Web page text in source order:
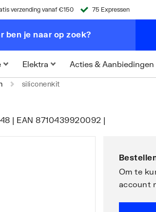
verzending vanaf €150 75 Expressen
Elektra Acties & Aanbiedingen
siliconenkit
| EAN 8710439920092 |
Om te
account